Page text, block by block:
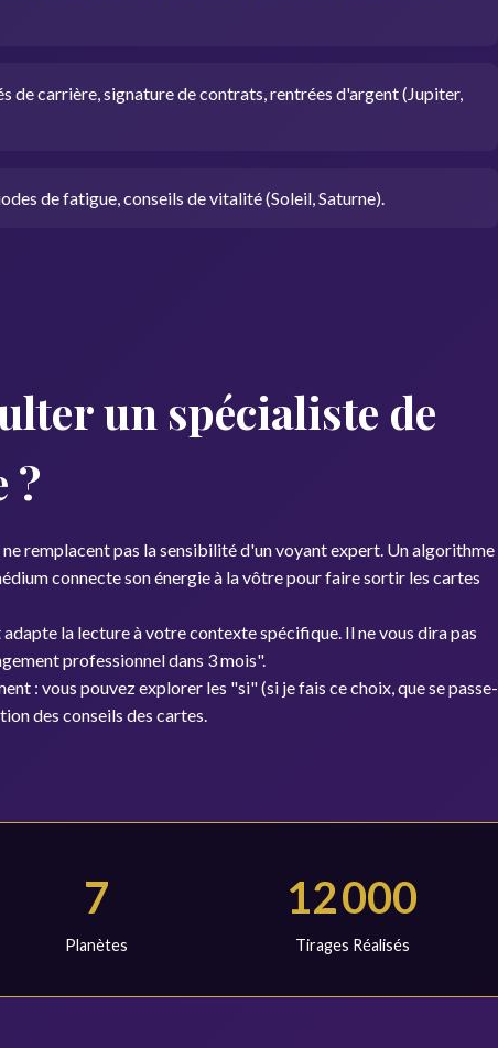
de carrière, signature de contrats, rentrées d'argent (Jupiter,
de fatigue, conseils de vitalité (Soleil, Saturne).
un spécialiste de
?
remplacent pas la sensibilité d'un voyant expert. Un algorithme
connecte son énergie à la vôtre pour faire sortir les cartes
la lecture à votre contexte spécifique. Il ne vous dira pas
professionnel dans 3 mois".
: vous pouvez explorer les "si" (si je fais ce choix, que se passe-
des conseils des cartes.
7
Planètes
12 000
Tirages Réalisés